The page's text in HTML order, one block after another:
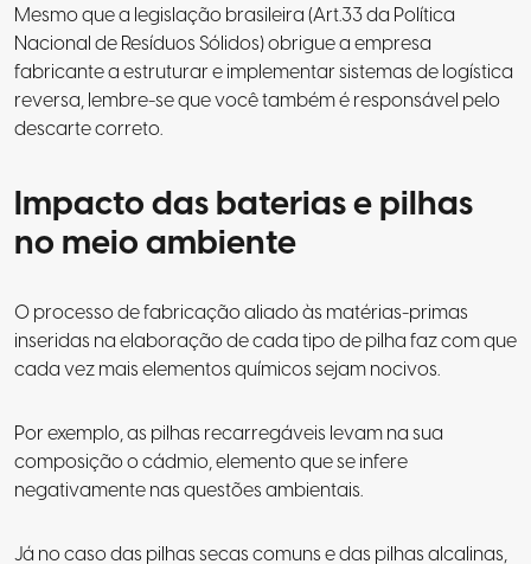
Mesmo que a legislação brasileira (Art.33 da Política
Nacional de Resíduos Sólidos) obrigue a empresa
fabricante a estruturar e implementar sistemas de logística
reversa, lembre-se que você também é responsável pelo
descarte correto.
Impacto das baterias e pilhas
no meio ambiente
O processo de fabricação aliado às matérias-primas
inseridas na elaboração de cada tipo de pilha faz com que
cada vez mais elementos químicos sejam nocivos.
Por exemplo, as pilhas recarregáveis levam na sua
composição o cádmio, elemento que se infere
negativamente nas questões ambientais.
Já no caso das pilhas secas comuns e das pilhas alcalinas,